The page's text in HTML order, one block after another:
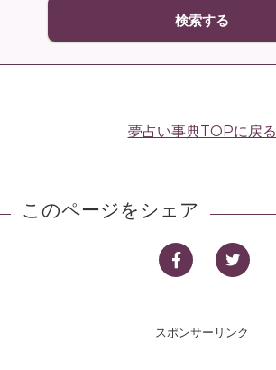
夢占い事典TOPに戻る
このページをシェア
スポンサーリンク